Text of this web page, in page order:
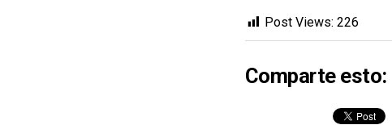
Post Views: 226
Comparte esto: